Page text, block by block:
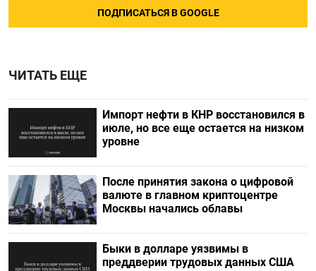
ПОДПИСАТЬСЯ В GOOGLE
ЧИТАТЬ ЕЩЕ
Импорт нефти в КНР восстановился в
июле, но все еще остается на низком
уровне
После принятия закона о цифровой
валюте в главном криптоцентре
Москвы начались облавы
Быки в долларе уязвимы в
преддверии трудовых данных США